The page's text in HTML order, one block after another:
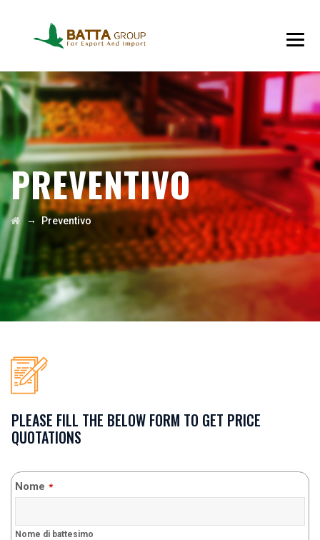
PREVENTIVO
→ Preventivo
PLEASE FILL THE BELOW FORM TO GET PRICE
QUOTATIONS
Nome *
Nome di battesimo